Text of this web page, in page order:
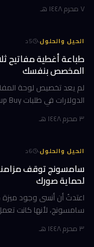
٧ محرم ١٤٤٨ هـ
الحيل والحلول·
5د
طباعة أغطية مفاتيح
المخصص بنفسك
لم يعد تخصيص لوحة
٣ محرم ١٤٤٨ هـ
الحيل والحلول·
6د
لحماية صورك
سامسونج، لأنها كانت
٣ محرم ١٤٤٨ هـ